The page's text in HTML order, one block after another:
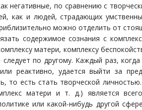
негативные, по сравнению с
как и людей, страдающих
можно отделить от
содержимое сознания с
матери, комплексу
по другому. Каждый раз, когда
реактивно, удается выйти за
то есть стать творческой
матери и т. д.) является
или какой-нибудь другой